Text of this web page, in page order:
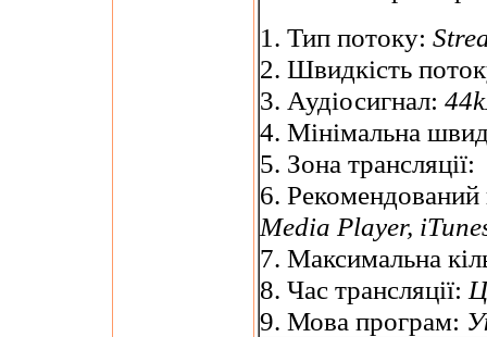
1. Тип потоку:
2. Швидкість
3. Аудіосигнал:
4. Мінімальна
5. Зона трансляції:
6.
Media Player,
7. Максимальна
8. Час трансляції:
9. Мова програм: